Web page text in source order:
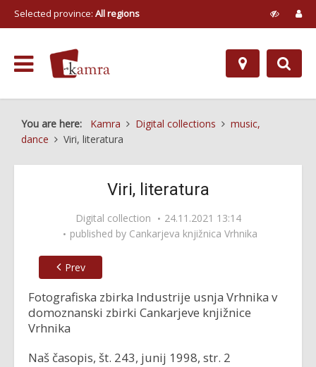
Selected province: All regions
You are here: Kamra Digital collections
music,
dance
Viri, literatura
Viri, literatura
Digital collection
24.11.2021 13:14
published by Cankarjeva knjižnica Vrhnika
Prev
Fotografiska zbirka Industrije usnja Vrhnika v
domoznanski zbirki Cankarjeve knjižnice
Vrhnika
Naš časopis, št. 243, junij 1998, str. 2